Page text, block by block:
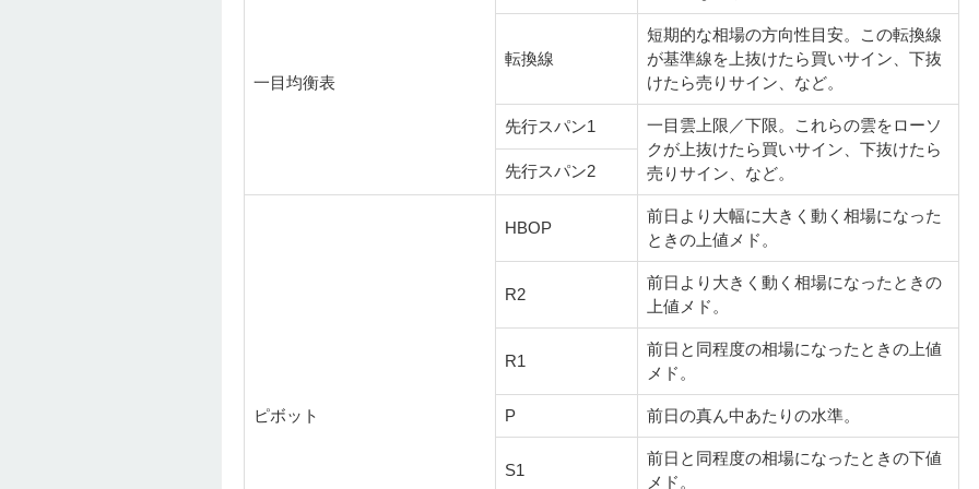
一目均衡表
転換線
短期的な相場の方向性目安。この転換線
が基準線を上抜けたら買いサイン、下抜
けたら売りサイン、など。
先行スパン1
一目雲上限／下限。これらの雲をローソ
クが上抜けたら買いサイン、下抜けたら
売りサイン、など。
先行スパン2
ピボット
HBOP
前日より大幅に大きく動く相場になった
ときの上値メド。
R2
前日より大きく動く相場になったときの
上値メド。
R1
前日と同程度の相場になったときの上値
メド。
P 前日の真ん中あたりの水準。
S1
前日と同程度の相場になったときの下値
メド。